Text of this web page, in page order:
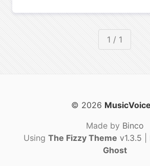
1 / 1
© 2026
Made by Binco
Using The Fizzy Theme v1.3.5
Ghost